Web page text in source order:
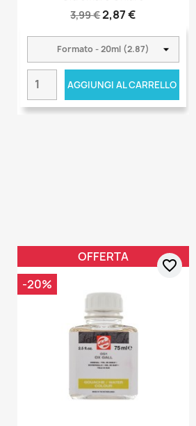
3,99 €2,87 €
AGGIUNGI AL CARRELLO
OFFERTA
-20%
favorite_border